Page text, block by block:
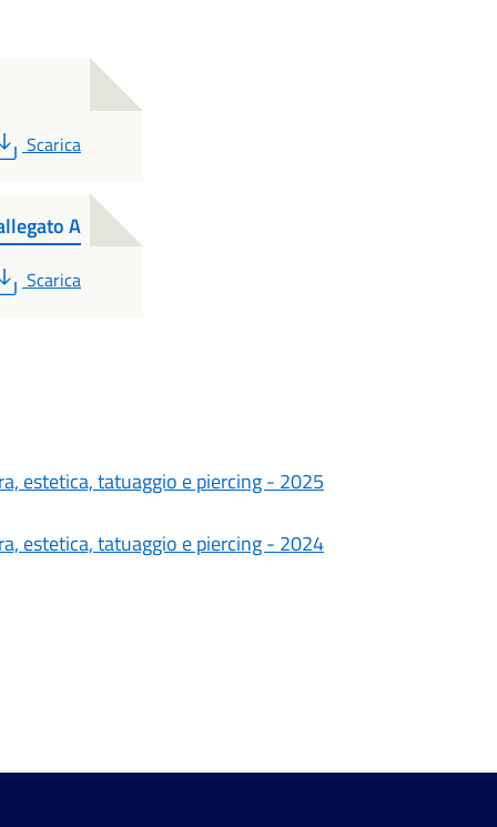
PDF
Scarica
A
PDF
Scarica
estetica, tatuaggio e piercing - 2025
estetica, tatuaggio e piercing - 2024